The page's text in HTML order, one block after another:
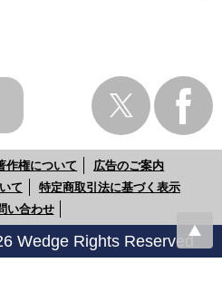
作権について
広告のご案内
て
特定商取引法に基づく表示
い合わせ
Wedge Rights Reserved